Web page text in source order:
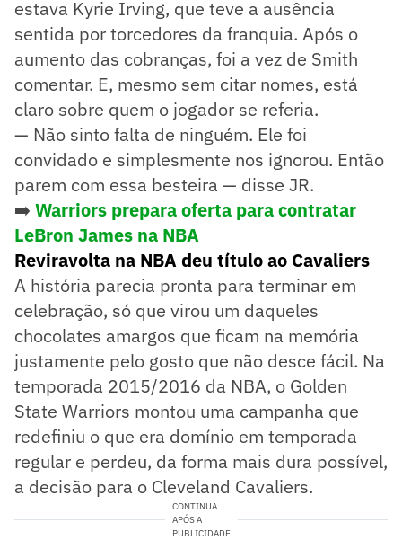
estava Kyrie Irving, que teve a ausência
sentida por torcedores da franquia. Após o
aumento das cobranças, foi a vez de Smith
comentar. E, mesmo sem citar nomes, está
claro sobre quem o jogador se referia.
— Não sinto falta de ninguém. Ele foi
convidado e simplesmente nos ignorou. Então
parem com essa besteira — disse JR.
➡️ Warriors prepara oferta para contratar
LeBron James na NBA
Reviravolta na NBA deu título ao Cavaliers
A história parecia pronta para terminar em
celebração, só que virou um daqueles
chocolates amargos que ficam na memória
justamente pelo gosto que não desce fácil. Na
temporada 2015/2016 da NBA, o Golden
State Warriors montou uma campanha que
redefiniu o que era domínio em temporada
regular e perdeu, da forma mais dura possível,
a decisão para o Cleveland Cavaliers.
CONTINUA
APÓS A
PUBLICIDADE